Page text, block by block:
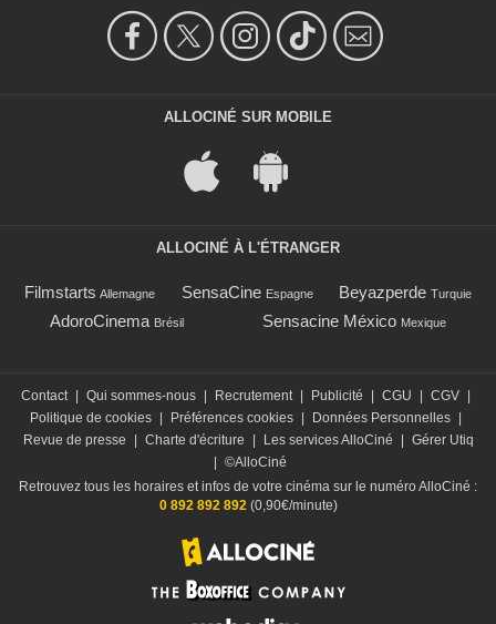
ALLOCINÉ SUR MOBILE
ALLOCINÉ À L'ÉTRANGER
Filmstarts Allemagne SensaCine Espagne Beyazperde Turquie
AdoroCinema Brésil Sensacine México Mexique
Contact | Qui sommes-nous | Recrutement | Publicité | CGU | CGV |
Politique de cookies | Préférences cookies | Données Personnelles |
Revue de presse
| Charte d'écriture | Les services AlloCiné | Gérer Utiq
| ©AlloCiné
Retrouvez tous les horaires et infos de votre cinéma sur le numéro AlloCiné :
0 892 892 892 (0,90€/minute)